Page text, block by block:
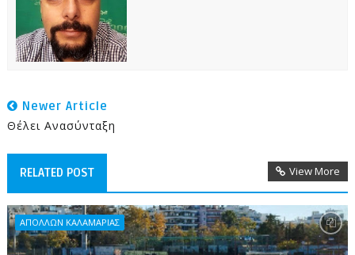
Newer Article
Θέλει Ανασύνταξη
RELATED POST View More
ΑΠΟΛΛΩΝ ΚΑΛΑΜΑΡΙΑΣ